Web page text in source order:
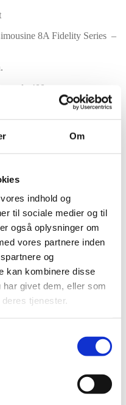
Om
indhold og
til sociale medier og til
også oplysninger om
vores partnere inden
og
kan kombinere disse
givet dem, eller som
tjenester.
8A Fidelity Series –
400mm
Vare lagt i kurv